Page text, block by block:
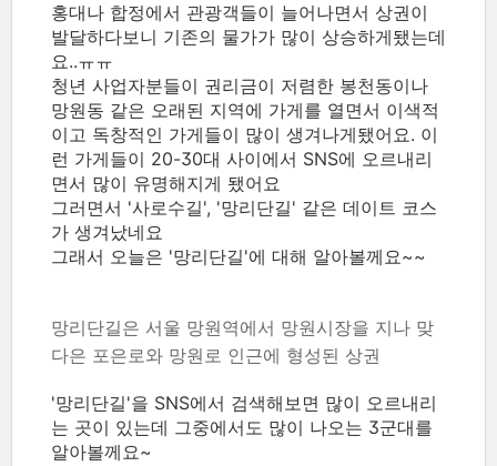
홍대나 합정에서 관광객들이 늘어나면서 상권이
발달하다보니 기존의 물가가 많이 상승하게됐는데
요..ㅠㅠ
청년 사업자분들이 권리금이 저렴한 봉천동이나
망원동 같은 오래된 지역에 가게를 열면서 이색적
이고 독창적인 가게들이 많이 생겨나게됐어요. 이
런 가게들이 20-30대 사이에서 SNS에 오르내리
면서 많이 유명해지게 됐어요
그러면서 '사로수길', '망리단길' 같은 데이트 코스
가 생겨났네요
그래서 오늘은 '망리단길'에 대해 알아볼께요~~
망리단길은 서울 망원역에서 망원시장을 지나 맞
다은 포은로와 망원로 인근에 형성된 상권
'망리단길'을 SNS에서 검색해보면 많이 오르내리
는 곳이 있는데 그중에서도 많이 나오는 3군대를
알아볼께요~